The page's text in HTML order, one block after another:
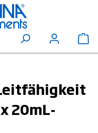
20mL-